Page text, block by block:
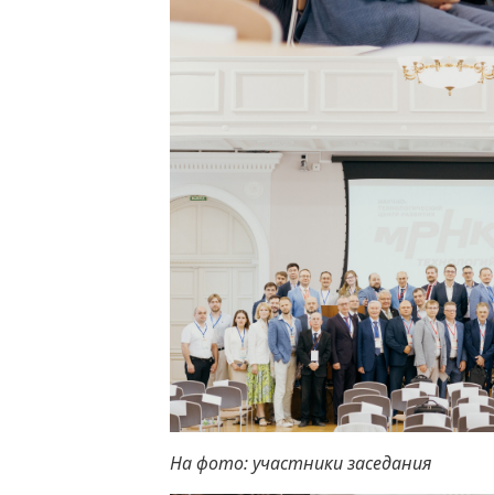
На фото: участники заседания